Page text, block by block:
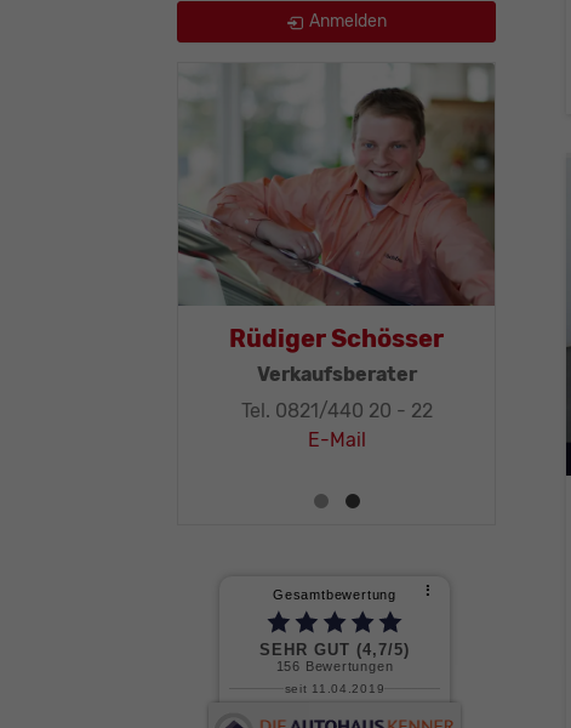
Anmelden
Rüdiger Schösser
Verkaufsberater
Tel. 0821/440 20 - 22